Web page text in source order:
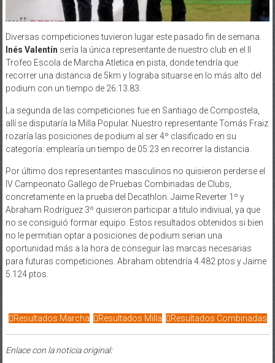
Diversas competiciones tuvieron lugar este pasado fin de semana.
Inés Valentín sería la única representante de nuestro club en el II
Trofeo Escola de Marcha Atletica en pista, donde tendría que
recorrer una distancia de 5km y lograba situarse en lo más alto del
podium con un tiempo de 26:13.83.
La segunda de las competiciones fue en Santiago de Compostela,
allí se disputaría la Milla Popular. Nuestro representante Tomás Fraiz
rozaría las posiciones de podium al ser 4º clasificado en su
categoría: emplearía un tiempo de 05:23 en recorrer la distancia.
Por último dos representantes masculinos no quisieron perderse el
IV Campeonato Gallego de Pruebas Combinadas de Clubs,
concretamente en la prueba del Decathlon. Jaime Reverter 1º y
Abraham Rodríguez 3º quisieron participar a titulo indiviual, ya que
no se consiguió formar equipo. Estos resultados obtenidos si bien
no le permitian optar a posiciones de podium serian una
oportunidad más a la hora de conseguir las marcas necesarias
para futuras competiciones. Abraham obtendría 4.482 ptos y Jaime
5.124 ptos.
Resultados Marcha Resultados Milla Resultados Combinadas
Enlace con la noticia original: